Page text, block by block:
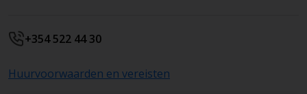
+354 522 44 30
Huurvoorwaarden en vereisten